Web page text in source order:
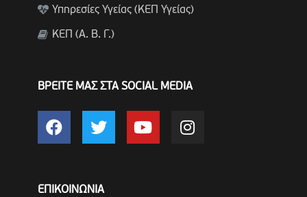
Υπηρεσίες Υγείας (ΚΕΠ Υγείας)
ΚΕΠ (Α. Β. Γ.)
ΒΡΕΙΤΕ ΜΑΣ ΣΤΑ SOCIAL MEDIA
ΕΠΙΚΟΙΝΩΝΙΑ